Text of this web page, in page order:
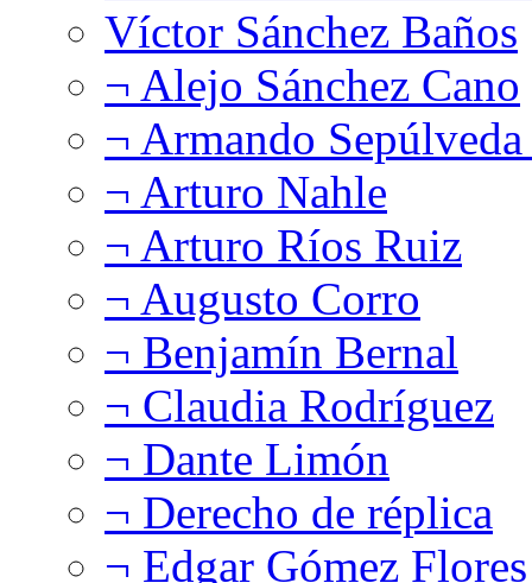
Víctor Sánchez Baños
¬ Alejo Sánchez Cano
¬ Armando
¬ Arturo Nahle
¬ Arturo Ríos Ruiz
¬ Augusto Corro
¬ Benjamín Bernal
¬ Claudia Rodríguez
¬ Dante Limón
¬ Derecho de réplica
¬ Edgar Gómez Flores